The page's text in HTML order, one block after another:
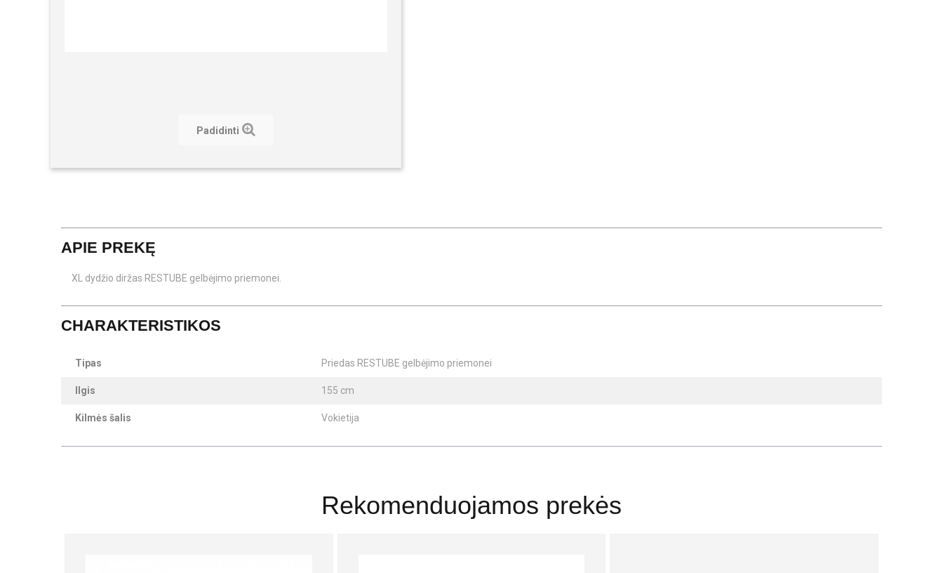
Padidinti
APIE PREKĘ
XL dydžio diržas RESTUBE gelbėjimo priemonei.
CHARAKTERISTIKOS
Tipas Priedas RESTUBE gelbėjimo priemonei
Ilgis 155 cm
Kilmės šalis Vokietija
Rekomenduojamos prekės